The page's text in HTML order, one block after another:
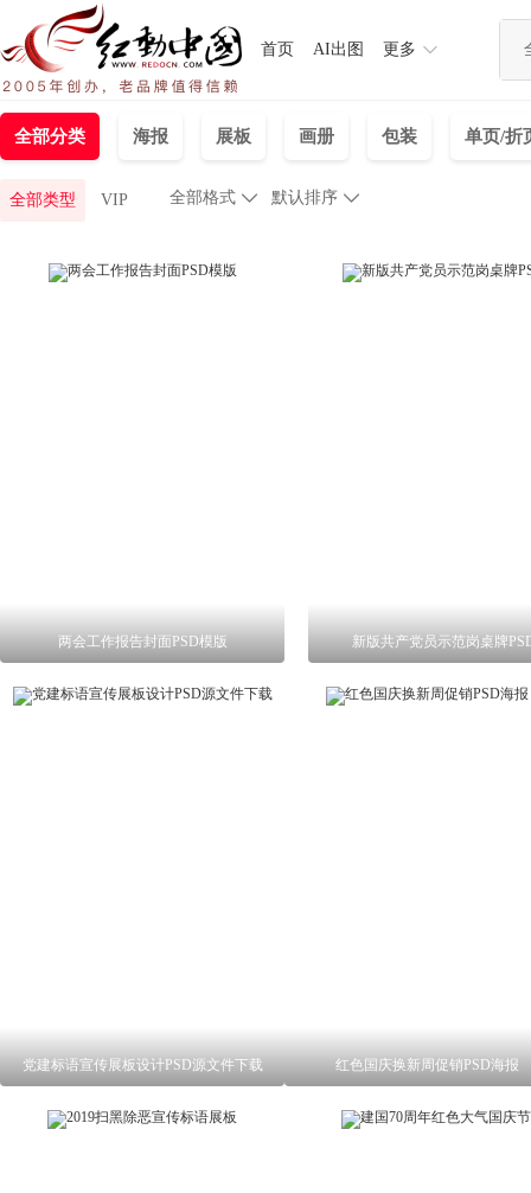
首页 AI出图 更多
全部分类 海报 展板 画册 包装 单页/折
全部类型 VIP 
全部格式 默认排序 
两会工作报告封面PSD模版 新版共产党员示范岗桌牌
党建标语宣传展板设计PSD源文件下载 红色国庆换新周促销PSD海报